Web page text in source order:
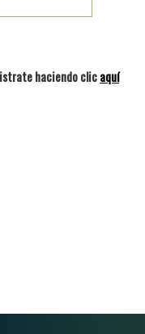
haciendo clicaquí